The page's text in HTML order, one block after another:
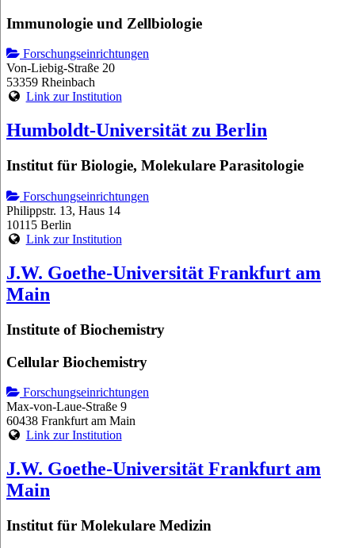
Immunologie und Zellbiologie
Forschungseinrichtungen
Von-Liebig-Straße 20
53359 Rheinbach
Link zur Institution
Humboldt-Universität zu Berlin
Institut für Biologie, Molekulare Parasitologie
Forschungseinrichtungen
Philippstr. 13, Haus 14
10115 Berlin
Link zur Institution
J.W. Goethe-Universität Frankfurt am
Main
Institute of Biochemistry
Cellular Biochemistry
Forschungseinrichtungen
Max-von-Laue-Straße 9
60438 Frankfurt am Main
Link zur Institution
J.W. Goethe-Universität Frankfurt am
Main
Institut für Molekulare Medizin